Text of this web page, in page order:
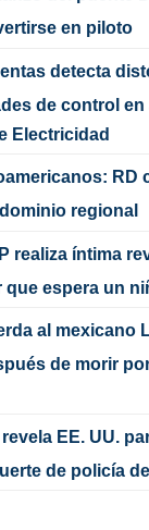
en piloto
detecta
de control en
Electricidad
RD
regional
realiza íntima
que espera un
al mexicano
de morir
EE. UU.
de policía